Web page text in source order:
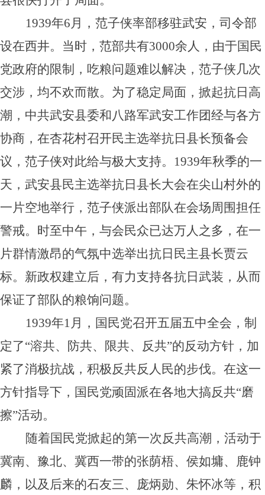
1939年6月，范子侠率部移驻武安，司令部
设在西井。当时，范部共有3000余人，由于国民
党政府的限制，吃粮问题难以解决，范子侠几次
交涉，均不欢而散。为了稳定局面，掀起抗日高
潮，中共武安县委和八路军武安工作团经与各方
协商，在杏花村召开民主选举抗日县长预备会
议，范子侠对此给与极大支持。1939年秋季的一
天，武安县民主选举抗日县长大会在尖山村外的
一片空地举行，范子侠派出部队在会场周围担任
警戒。时至中午，与会民众已达万人之多，在一
片群情激昂的气氛中选举出抗日民主县长贾云
标。新政权建立后，有力支持各抗日武装，从而
保证了部队的粮饷问题。
1939年1月，国民党召开五届五中全会，制
定了“溶共、防共、限共、反共”的反动方针，加
紧了消极抗战，积极反共反人民的步伐。在这一
方针指导下，国民党顽固派在各地大搞反共“磨
擦”活动。
随着国民党掀起的第一次反共高潮，活动于
冀南、豫北、冀西一带的张荫梧、侯如墉、鹿钟
麟，以及后来的石友三、庞炳勋、朱怀冰等，积